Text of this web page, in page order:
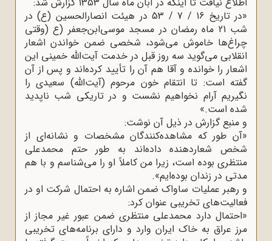
»
در تاریخ 16 / 7 / 53 در هیئت انصارالحسین (ع) در
شب 21 ماه رمضان در مسجد موسی‌ابن‌جعفر (ع
)وقتی
چراغ‌ها خاموش می‌شود، شخصی ضمن خواندن اشعار
انقلابی می‌گوید سه روز قبل در خدمت آیت‌الله خمینی این
اشعار را خوانده و آقا هم آن را تأیید کرده‌اند و پس از آن
گفته است: تا انتقام خون مرحوم (آیت‌الله) سعیدی را
نگیریم آرام نخواهیم نشست و در تاریکی شب ناپدید
شده است.«
و منبع گزارش در ذیل آن نوشت:
»آن طور که مشاهده‌کنندگان مشخصات و نشانه‌ای از
شخص شعاردهنده داده‌اند به طور حتم محمدعلی
منتظری بوده است، زیرا من کاملاً او را می‌شناسم و با هم
مدتی در زندان بوده‌ایم.«
و رهبر عملیات ساواک ضمن اشاره به احتمال شرکت او در
فعالیت‌های تخریبی عنوان کرد:
»احتمال دارد محمدعلی منتظری ضمن عبور غیر مجاز از
مرز عراق به خاک ایران وارد و دارای برنامه‌های تخریبی